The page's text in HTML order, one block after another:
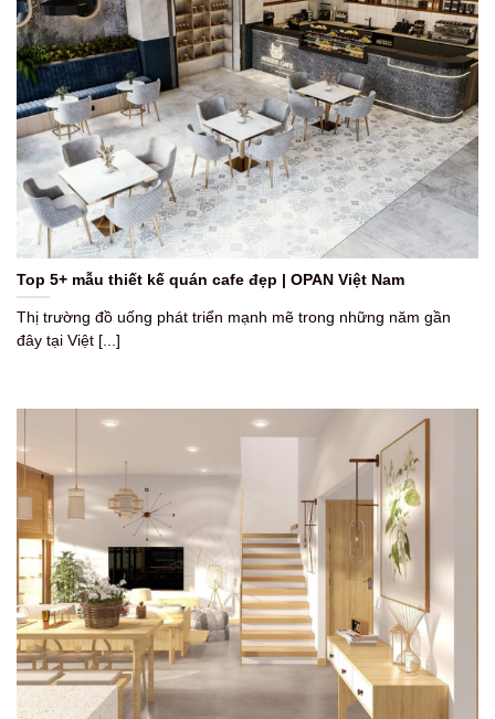
Top 5+ mẫu thiết kế quán cafe đẹp | OPAN Việt Nam
Thị trường đồ uống phát triển mạnh mẽ trong những năm gần
đây tại Việt [...]